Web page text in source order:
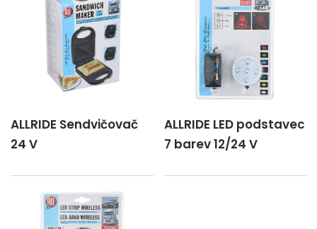
ALLRIDE Sendvičovač
24 V
ALLRIDE LED podstavec
7 barev 12/24 V